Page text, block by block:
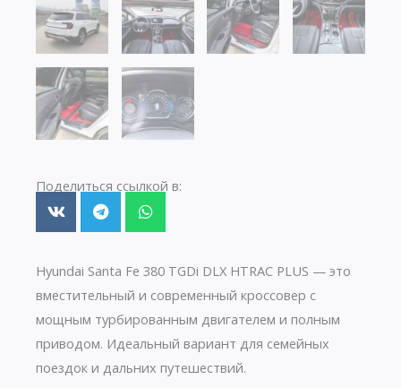
Поделиться ссылкой в:
Hyundai Santa Fe 380 TGDi DLX HTRAC PLUS — это
вместительный и современный кроссовер с
мощным турбированным двигателем и полным
приводом. Идеальный вариант для семейных
поездок и дальних путешествий.